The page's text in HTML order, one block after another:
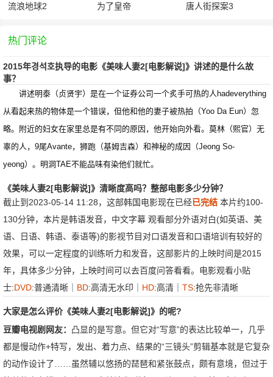
流浪地球2 为了皇帝 唐人街探案3
热门评论
2015年경석호执导的电影《美味人妻2[电影解说]》讲述的是什么故
事？
讲述明泰（贞贤宇）是在一个证券公司一个炙手可热的人hadeverything
从看起来热的物体是一个错误，但他和他的妻子被热拍（Yoo Da Eun）忽
略。附近的妇女在家里总是有不同的原因，他开始向外看。莫林（熙官）无
辜的人，9尾Avante，狮跑（基姆吉森）和神秘的成因（Jeong So-
yeong）。明洞TAE不能品味有染他们就忙。
《美味人妻2[电影解说]》清晰度高吗？整部电影多少分钟？
截止到2023-05-14 11:28，这部韩国电影现在已经已完结 本片约100-
130分钟，本片是韩语发音，中文字幕 观看部分外语对白(如英语、美
语、日语、韩语、泰语等)的影视节目对口语发音和口语培训有较好的
效果，可以一定程度的训练听力和发音，这部影片的上映时间是2015
年，具体多少分钟，上映时间可以去百度问答看看。电影观看小贴
士:DVD:普通清晰｜ BD:高清无水印｜ HD:高清｜ TS:抢先非清晰
大家是怎么评价《美味人妻2[电影解说]》的呢?
豆瓣电视剧网友： 凸显的是写意。但它对“写意”的表达比较单一，几乎
都是慢动作+特写，发出、着力点、结果的“三镜头”剪辑基本就是它复杂
的动作设计了……虽然辅以悠扬的琵琶和紧张鼓点，颇有意境，但过于